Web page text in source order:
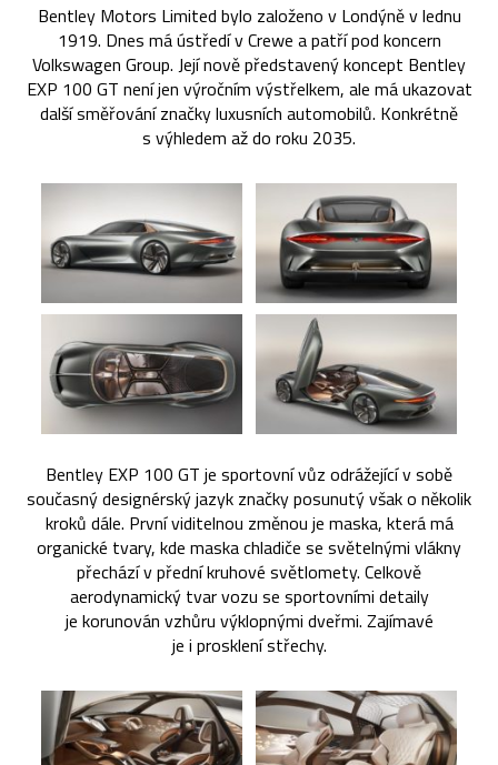
Bentley Motors Limited bylo založeno v Londýně v lednu
1919. Dnes má ústředí v Crewe a patří pod koncern
Volkswagen Group. Její nově představený koncept Bentley
EXP 100 GT není jen výročním výstřelkem, ale má ukazovat
další směřování značky luxusních automobilů. Konkrétně
s výhledem až do roku 2035.
Bentley EXP 100 GT je sportovní vůz odrážející v sobě
současný designérský jazyk značky posunutý však o několik
kroků dále. První viditelnou změnou je maska, která má
organické tvary, kde maska chladiče se světelnými vlákny
přechází v přední kruhové světlomety. Celkově
aerodynamický tvar vozu se sportovními detaily
je korunován vzhůru výklopnými dveřmi. Zajímavé
je i prosklení střechy.